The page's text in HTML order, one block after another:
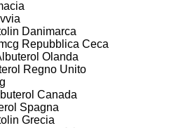
Danimarca
Repubblica Ceca
Olanda
Regno Unito
Canada
Spagna
Grecia